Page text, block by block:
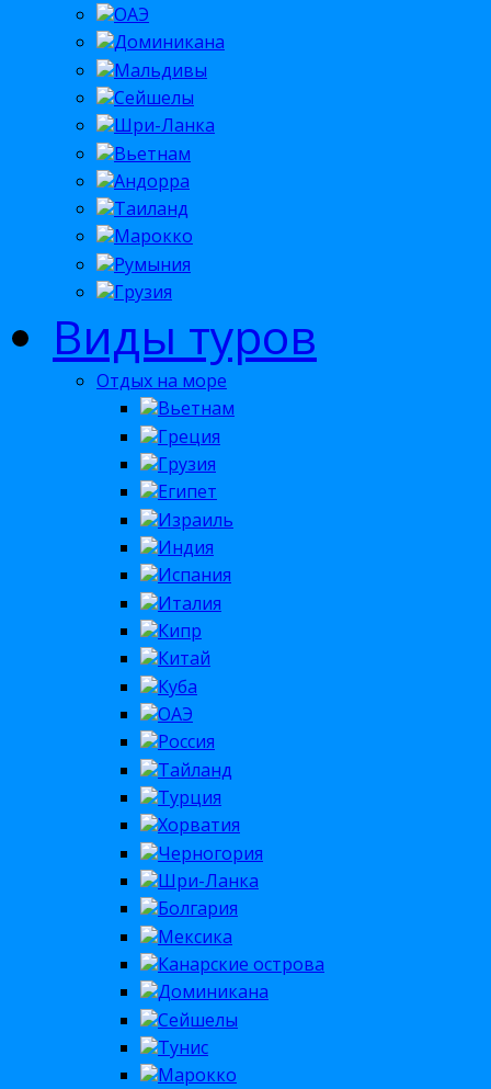
ОАЭ
Доминикана
Мальдивы
Сейшелы
Шри-Ланка
Вьетнам
Андорра
Таиланд
Марокко
Румыния
Грузия
Виды туров
Отдых на море
Вьетнам
Греция
Грузия
Египет
Израиль
Индия
Испания
Италия
Кипр
Китай
Куба
ОАЭ
Россия
Тайланд
Турция
Хорватия
Черногория
Шри-Ланка
Болгария
Мексика
Канарские острова
Доминикана
Сейшелы
Тунис
Марокко